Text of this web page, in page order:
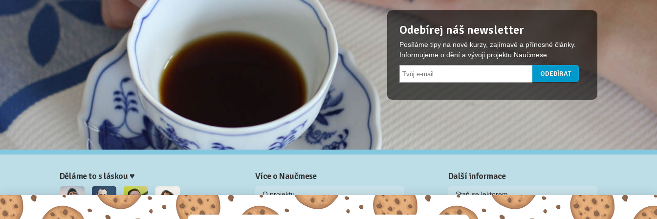
Odebírej náš newsletter
Posíláme tipy na nové kurzy, zajímavé a přínosné články.
Informujeme o dění a vývoji projektu Naučmese.
Děláme to s láskou ♥
Nela Josef Honza
Více o Naučmese
O projektu
Blog: recenze z kurzů, rozhovory a články
Další informace
Staň se lektorem
Video: Jak připravit kurz na Naučmese